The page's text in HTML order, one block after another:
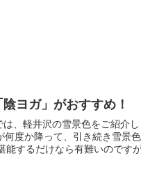
ヨガ」がおすすめ！
、軽井沢の雪景色をご紹介
何度か降って、引き続き雪景
能するだけなら有難いのです